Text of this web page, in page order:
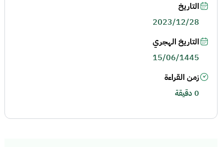
التاريخ
2023/12/28
التاريخ الهجري
15/06/1445
زمن القراءة
0 دقيقة